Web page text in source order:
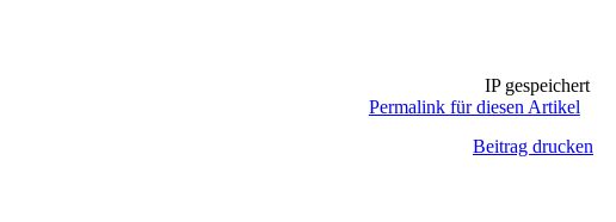
IP gespeichert
Permalink für diesen Artikel
Beitrag drucken